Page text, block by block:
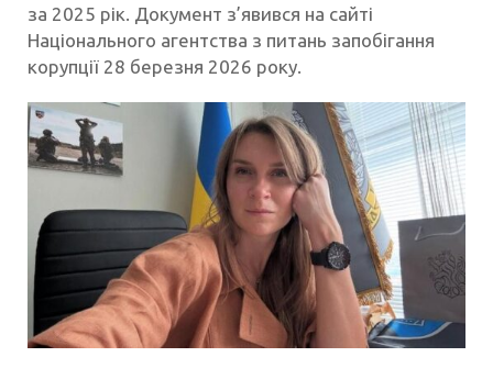
за 2025 рік. Документ з’явився на сайті
Національного агентства з питань запобігання
корупції 28 березня 2026 року.